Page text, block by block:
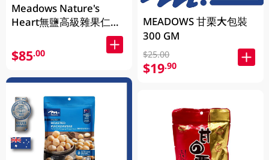
Meadows Nature's
Heart無鹽高級雜果仁
400GM (包裝隨機發放)
$85.00
MEADOWS 甘栗大包裝
300 GM
$25.00
$19.90